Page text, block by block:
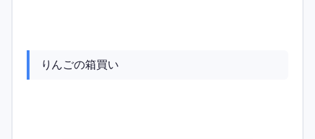
りんごの箱買い